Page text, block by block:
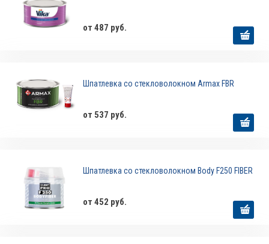
от 487 руб.
Шпатлевка со стекловолокном Armax FBR
от 537 руб.
Шпатлевка со стекловолокном Body F250 FIBER
от 452 руб.